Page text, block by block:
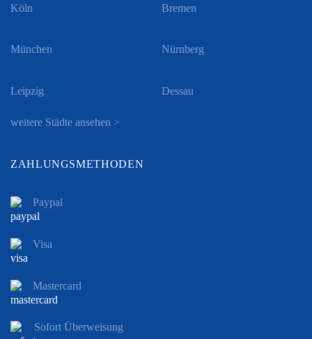
Köln
München
Leipzig
Bremen
Nürnberg
Dessau
weitere Städte ansehen >
ZAHLUNGSMETHODEN
Paypal
Visa
Mastercard
Sofort Überweisung